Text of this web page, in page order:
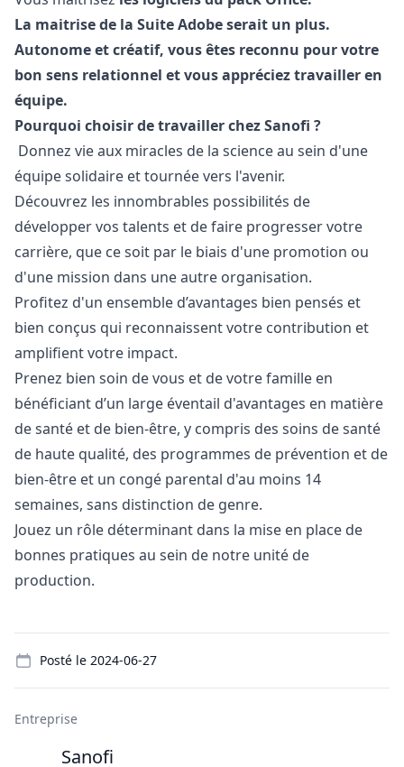
La maitrise de la Suite Adobe serait un plus.
Autonome et créatif, vous êtes reconnu pour votre
bon sens relationnel et vous appréciez travailler en
équipe.
Pourquoi choisirdetravaillerchezSanofi ?
Donnez vie aux miracles de la science au sein d'une
équipesolidaire ettournéevers l'avenir.
Découvrez les innombrables possibilités de
développervos talents et de faire progresservotre
carrière, que cesoit par le biais d'une promotion ou
d'une mission dans uneautre organisation.
Profitez d'un ensemble d’avantages bien pensés et
bien conçus qui reconnaissentvotre contribution et
amplifientvotre impact.
Prenez bien soin devous et devotrefamille en
bénéficiant d’un large éventail d'avantages en matière
desanté et de bien-être, y compris des soins desanté
de haute qualité, des programmes de prévention et de
bien-être et un congé parental d'au moins 14
semaines, sans distinction de genre.
Jouez un rôle déterminant dans la mise en place de
bonnes pratiques au sein de notre unité de
production.
Posté le 2024-06-27
Entreprise
Sanofi